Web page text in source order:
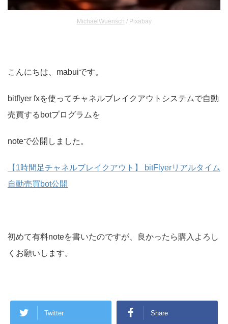
MichaelWuensch / Pixabay
こんにちは、mabuiです。
bitflyer fxを使ってチャネルブレイクアウトシステムで自動
売買するbotプログラムを
noteで公開しました。
【1時間足チャネルブレイクアウト】 bitFlyerリアルタイム
自動売買bot公開
初めて有料noteを書いたのですが、良かったら購入よろし
くお願いします。
Twitter Share